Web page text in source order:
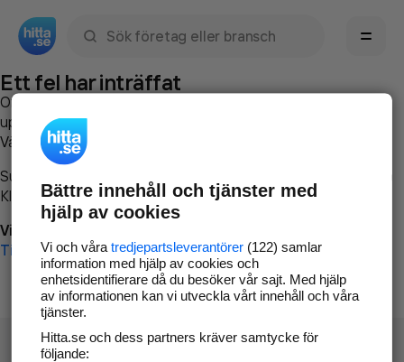
Ett fel har inträffat
Om du vill kan du
uppstod så att vi lättare och snabbare kan avhjälpa det.
Vänligen försök med följande:
Surfa till
Klicka påTillbaka-knappen i webbläsaren och försök igen
Vi beklagar besväret!
Till startsidan
Bättre innehåll och tjänster med
hjälp av cookies
Vi och våra tredjepartsleverantörer(122) samlar
information med hjälp av cookies och
enhetsidentifierare då du besöker vår sajt. Med hjälp
av informationen kan vi utveckla vårt innehåll och våra
tjänster.
Hitta.se och dess partners kräver samtycke för
följande: